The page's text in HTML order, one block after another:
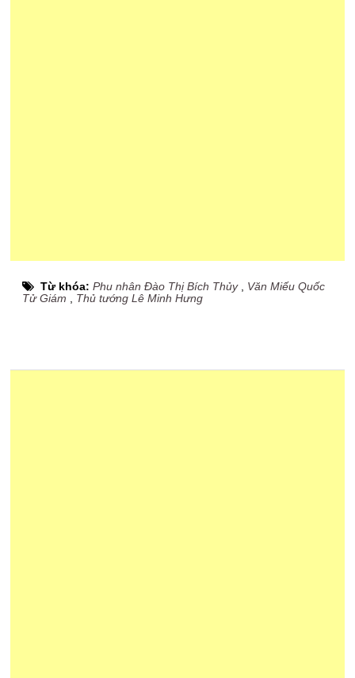
Từ khóa:Phu nhân Đào Thị Bích Thủy, Văn Miếu Quốc
Tử Giám
Thủ tướng Lê Minh Hưng